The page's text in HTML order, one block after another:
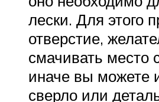
лески. Для этого
отверстие,
смачивать место
иначе вы можете
сверло или